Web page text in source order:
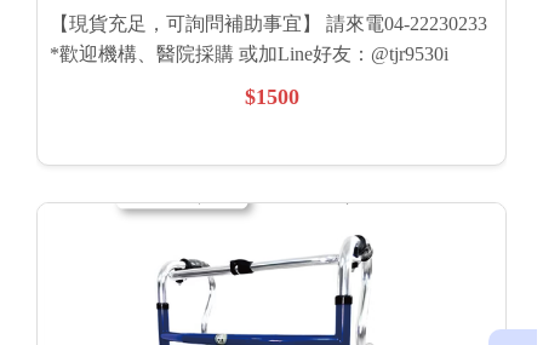
【現貨充足，可詢問補助事宜】 請來電04-22230233
*歡迎機構、醫院採購 或加Line好友：@tjr9530i
$1500